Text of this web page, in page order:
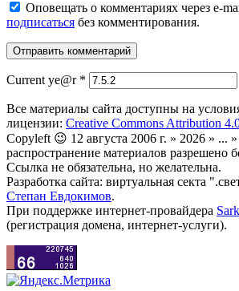
Оповещать о комментариях через e-
подписаться без комментирования.
Current ye@r *
Все материалы сайта доступны на
лицензии: Creative Commons Attribution
Copyleft 😉 12 августа 2006 г. » 2026 » ...
распространение материалов разрешено
Ссылка не обязательна, но желательна.
Разработка сайта: виртуальная секта
Степан Евдокимов.
При поддержке интернет-провайдера
(регистрация домена, интернет-услуги).